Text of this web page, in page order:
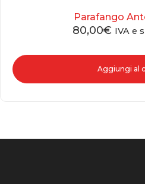
Parafango
80,00€ IVA e
Aggiungi al